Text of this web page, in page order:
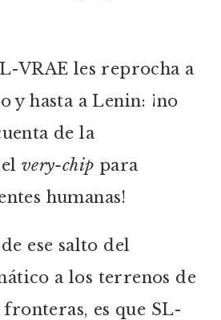
VRAE les reprocha a
y hasta a Lenin: ¡no
de la
very-chip para
humanas!
ese salto del
a los terrenos de
es que SL-